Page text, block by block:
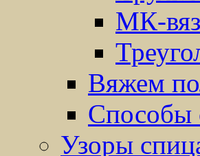
МК-
Вяжем
Способы
Узоры